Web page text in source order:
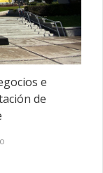
e
de